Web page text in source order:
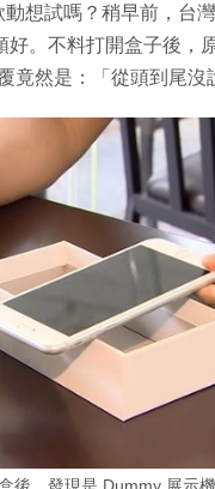
想試嗎？稍早前，台
。不料打開盒子後，
然是：「從頭到尾沒